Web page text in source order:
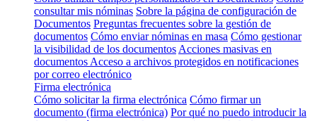
consultar mis nóminas Sobre la página de configuración de
Documentos Preguntas frecuentes sobre la gestión de
documentos Cómo enviar nóminas en masa Cómo gestionar
la visibilidad de los documentos Acciones masivas en
documentos Acceso a archivos protegidos en notificaciones
por correo electrónico
Firma electrónica
Cómo solicitar la firma electrónica Cómo firmar un
documento (firma electrónica) Por qué no puedo introducir la